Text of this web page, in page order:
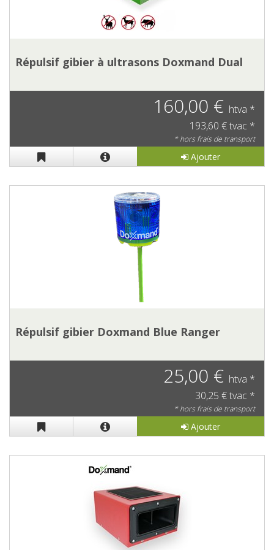
Répulsif gibier à ultrasons Doxmand Dual
160,00 € htva *
193,60 € tvac *
* hors frais de transport
Ajouter
Répulsif gibier Doxmand Blue Ranger
25,00 € htva *
30,25 € tvac *
* hors frais de transport
Ajouter